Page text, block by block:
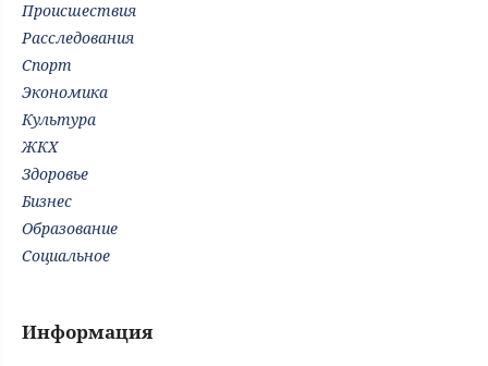
Происшествия
Расследования
Спорт
Экономика
Культура
ЖКХ
Здоровье
Бизнес
Образование
Социальное
Информация